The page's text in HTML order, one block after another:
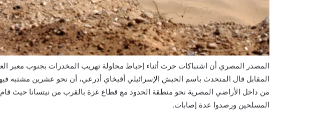
المقابل قال المتحدث باسم الجيش الإسرائيلي أفيخاي أدرعي، أن نحو عشرين مشتبه
من داخل الأراضي المصرية نحو منطقة الحدود مع قطاع غزة بالقرب من نيتسانا حيث قام
المسلحين ورصدوا عدة إصابات.